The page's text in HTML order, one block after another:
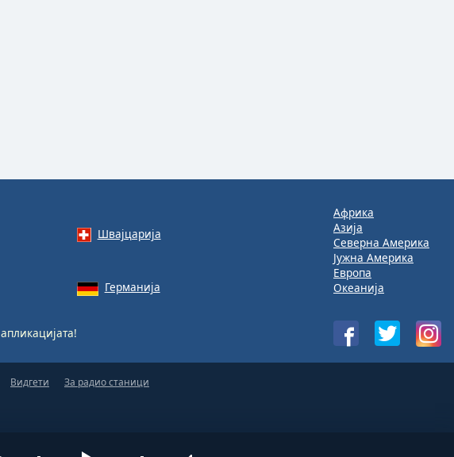
Швајцарија
Германија
апликацијата!
Африка
Азија
Северна Америка
Јужна Америка
Европа
Океанија
Видгети За радио станици